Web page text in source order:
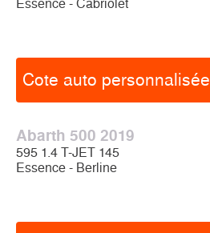
Essence - Cabriolet
Cote auto personnalisée
Abarth 500 2019
595 1.4 T-JET 145
Essence - Berline